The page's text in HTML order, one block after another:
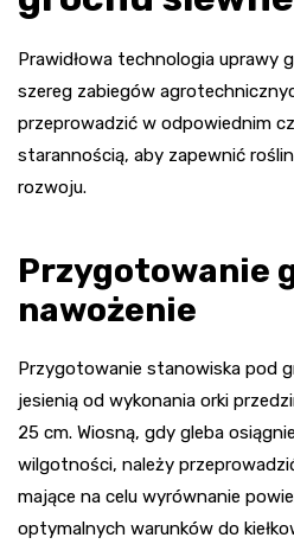
Prawidłowa technologia uprawy
szereg zabiegów
przeprowadzić w odpowiednim
starannością, aby zapewnić
rozwoju.
Przygotowanie
nawożenie
Przygotowanie stanowiska pod
jesienią od wykonania orki
25 cm. Wiosną, gdy gleba
wilgotności, należy
mające na celu wyrównanie
optymalnych warunków do